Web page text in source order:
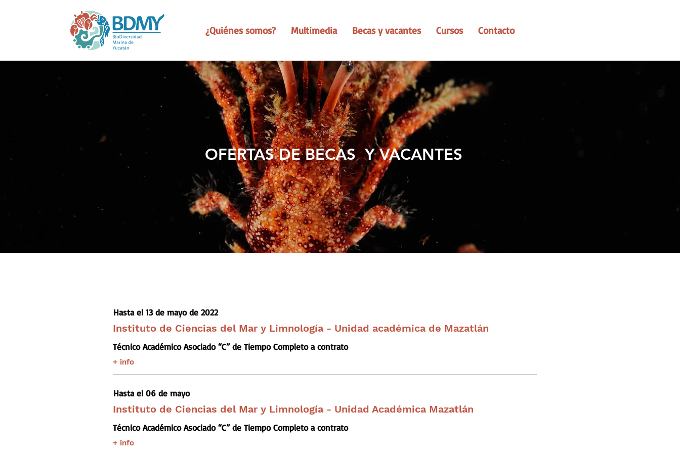
¿Quiénes somos? Multimedia Becas y vacantes Cursos Contacto
OFERTAS DE BECAS Y VACANTES
Hasta el 13 de mayo de 2022
Instituto de Ciencias del Mar y Limnología - Unidad académica de Mazatlán
Técnico Académico Asociado “C” de Tiempo Completo a contrato
+ info
Hasta el 06 de mayo
Instituto de Ciencias del Mar y Limnología - Unidad Académica Mazatlán
Técnico Académico Asociado “C” de Tiempo Completo a contrato
+ info